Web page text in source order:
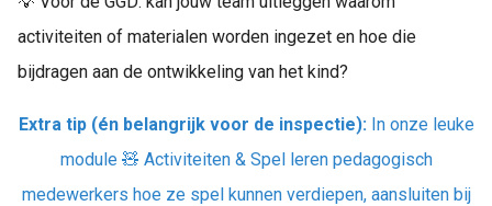
activiteiten of materialen worden ingezet en hoe die
bijdragen aan de ontwikkeling van het kind?
Extra tip (én belangrijk voor de inspectie): In onze leuke
module 🧸 Activiteiten & Spelleren pedagogisch
medewerkers hoe ze spel kunnen verdiepen, aansluiten bij